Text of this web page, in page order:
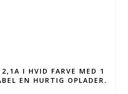
I HVID FARVE MED 1
EN HURTIG OPLADER.